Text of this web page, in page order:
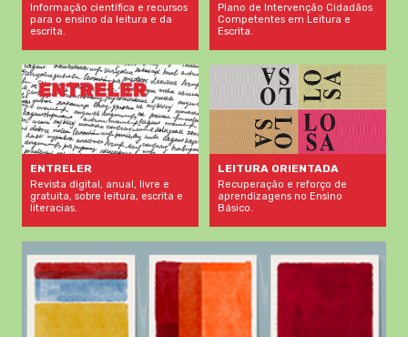
Informação científica e recursos
para o ensino da leitura e da
escrita.
Plano de Intervenção Cidadãos
Competentes em Leitura e
Escrita.
ENTRELER
Revista digital, anual, livre e
gratuita, sobre leitura, escrita e
literacias.
LEITURA ORIENTADA
Recuperação e reforço de
aprendizagens no Ensino
Básico.